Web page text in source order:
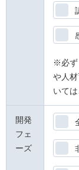
※必ず
や人
いて
開発
フェ
ーズ